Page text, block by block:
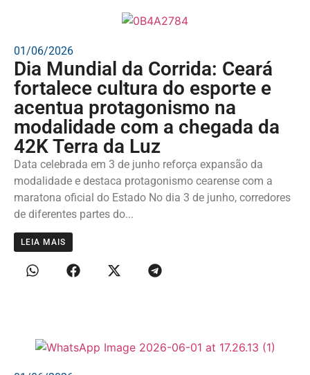
01/06/2026
Dia Mundial da Corrida: Ceará
fortalece cultura do esporte e
acentua protagonismo na
modalidade com a chegada da
42K Terra da Luz
Data celebrada em 3 de junho reforça expansão da
modalidade e destaca protagonismo cearense com a
maratona oficial do Estado No dia 3 de junho, corredores
de diferentes partes do...
LEIA MAIS